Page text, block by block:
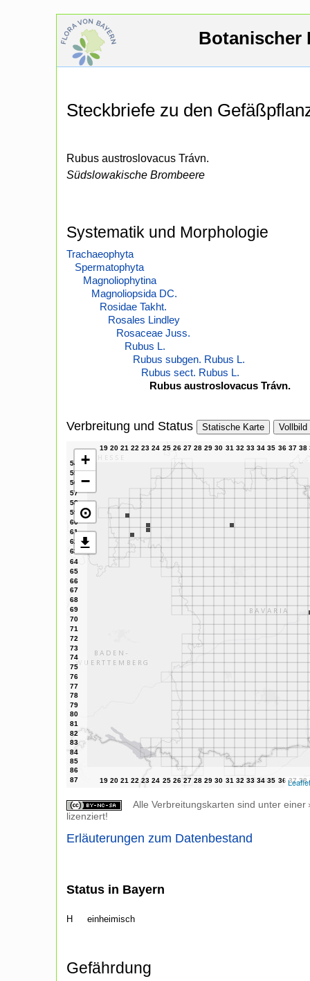
Botanischer
Steckbriefe zu den
Rubus austroslovacus Trávn.
Südslowakische Brombeere
Systematik und Morphologie
Trachaeophyta
Spermatophyta
Magnoliophytina
Magnoliopsida DC.
Rosidae Takht.
Rosales Lindley
Rosaceae Juss.
Rubus L.
Rubus subgen. Rubus L.
Rubus sect. Rubus L.
Rubus austroslovacus Trávn.
Verbreitung und Status Statische Karte Vollbild
+
−
⊙
Leaflet
Alle Verbreitungskarten sind unter einer
lizenziert!
Erläuterungen zum Datenbestand
Status in Bayern
H einheimisch
Gefährdung